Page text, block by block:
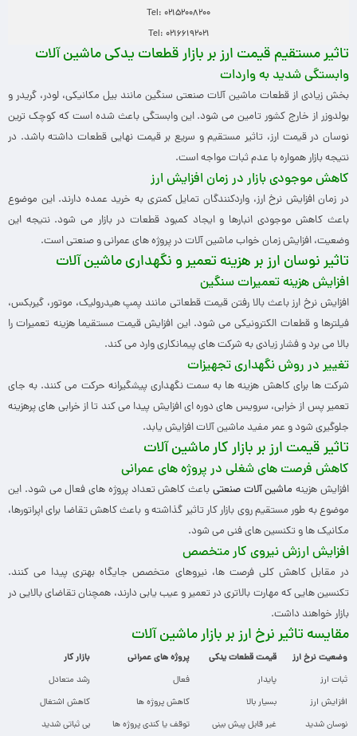
Tel: 02152008200
Tel: 02166192021
تاثیر مستقیم قیمت ارز بر بازار قطعات یدکی ماشین آلات
وابستگی شدید به واردات
بخش زیادی از قطعات ماشین آلات صنعتی سنگین مانند بیل مکانیکی، لودر، گریدر و
بولدوزر از خارج کشور تامین می شود. این وابستگی باعث شده است که کوچک ترین
نوسان در قیمت ارز، تاثیر مستقیم و سریع بر قیمت نهایی قطعات داشته باشد. در
نتیجه بازار همواره با عدم ثبات مواجه است.
کاهش موجودی بازار در زمان افزایش ارز
در زمان افزایش نرخ ارز، واردکنندگان تمایل کمتری به خرید عمده دارند. این موضوع
باعث کاهش موجودی انبارها و ایجاد کمبود قطعات در بازار می شود. نتیجه این
وضعیت، افزایش زمان خواب ماشین آلات در پروژه های عمرانی و صنعتی است.
تاثیر نوسان ارز بر هزینه تعمیر و نگهداری ماشین آلات
افزایش هزینه تعمیرات سنگین
افزایش نرخ ارز باعث بالا رفتن قیمت قطعاتی مانند پمپ هیدرولیک، موتور، گیربکس،
فیلترها و قطعات الکترونیکی می شود. این افزایش قیمت مستقیما هزینه تعمیرات را
بالا می برد و فشار زیادی به شرکت های پیمانکاری وارد می کند.
تغییر در روش نگهداری تجهیزات
شرکت ها برای کاهش هزینه ها به سمت نگهداری پیشگیرانه حرکت می کنند. به جای
تعمیر پس از خرابی، سرویس های دوره ای افزایش پیدا می کند تا از خرابی های پرهزینه
جلوگیری شود و عمر مفید ماشین آلات افزایش یابد.
تاثیر قیمت ارز بر بازار کار ماشین آلات
کاهش فرصت های شغلی در پروژه های عمرانی
افزایش هزینه ماشین آلات صنعتی باعث کاهش تعداد پروژه های فعال می شود. این
موضوع به طور مستقیم روی بازار کار تاثیر گذاشته و باعث کاهش تقاضا برای اپراتورها،
مکانیک ها و تکنسین های فنی می شود.
افزایش ارزش نیروی کار متخصص
در مقابل کاهش کلی فرصت ها، نیروهای متخصص جایگاه بهتری پیدا می کنند.
تکنسین هایی که مهارت بالاتری در تعمیر و عیب یابی دارند، همچنان تقاضای بالایی در
بازار خواهند داشت.
مقایسه تاثیر نرخ ارز بر بازار ماشین آلات
وضعیت نرخ ارز قیمت قطعات یدکی پروژه های عمرانی بازار کار
ثبات ارز پایدار فعال
رشد متعادل
افزایش ارز
بسیار بالا کاهش پروژه ها
کاهش اشتغال
نوسان شدید
غیر قابل پیش بینی توقف یا کندی پروژه ها بی ثباتی شدید